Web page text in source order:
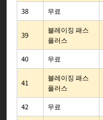
38 무료
39
블레이징 패스
플러스
40 무료
41
블레이징 패스
플러스
42 무료